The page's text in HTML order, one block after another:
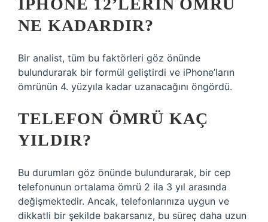
IPHONE 12’LERIN ÖMRÜ
NE KADARDIR?
Bir analist, tüm bu faktörleri göz önünde
bulundurarak bir formül geliştirdi ve iPhone’ların
ömrünün 4. yüzyıla kadar uzanacağını öngördü.
TELEFON ÖMRÜ KAÇ
YILDIR?
Bu durumları göz önünde bulundurarak, bir cep
telefonunun ortalama ömrü 2 ila 3 yıl arasında
değişmektedir. Ancak, telefonlarınıza uygun ve
dikkatli bir şekilde bakarsanız, bu süreç daha uzun